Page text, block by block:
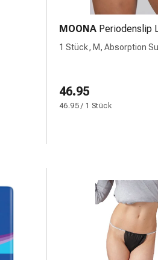
MOONA Periodenslip
1 Stück, M, Absorption
46.95
46.95 / 1 Stück